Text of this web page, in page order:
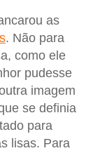
as
. Não para
como ele
pudesse
imagem
se definia
para
lisas. Para